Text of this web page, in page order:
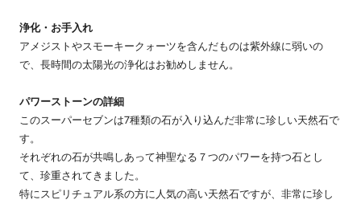
浄化・お手入れ
アメジストやスモーキークォーツを含んだものは紫外線に弱いの
で、長時間の太陽光の浄化はお勧めしません。
パワーストーンの詳細
このスーパーセブンは7種類の石が入り込んだ非常に珍しい天然石で
す。
それぞれの石が共鳴しあって神聖なる７つのパワーを持つ石とし
て、珍重されてきました。
特にスピリチュアル系の方に人気の高い天然石ですが、非常に珍し